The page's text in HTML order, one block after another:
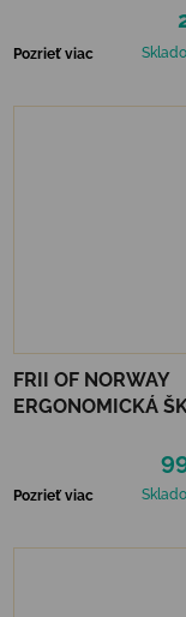
Pozrieť viac
FRII OF NORWAY
ERGONOMICKÁ
UNICORN PURPLE
Pozrieť viac